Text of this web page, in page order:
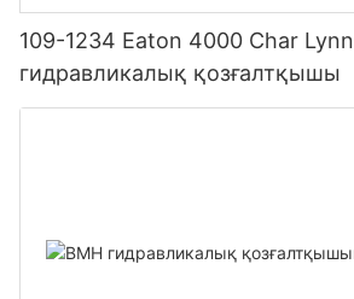
109-1234 Eaton 4000 Char
гидравликалық қозғалтқышы